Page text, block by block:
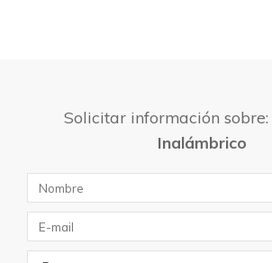
Solicitar información sobre:
Inalámbrico